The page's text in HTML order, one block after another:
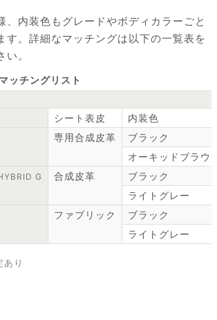
、内装色もグレードやボディカラーごと
す。詳細なマッチングは以下の一覧表を
。
ッチングリスト
シート表皮 内装色
専用合成皮革
ブラック
オーキッドブラウ
G 合成皮革
ブラック
ライトグレー
ファブリック
ブラック
ライトグレー
り